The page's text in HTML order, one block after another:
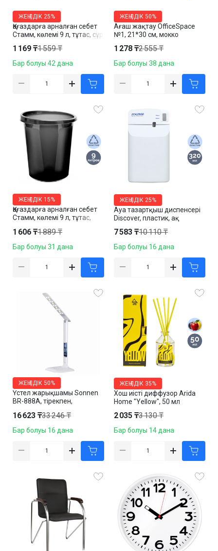
Қағаздарға арналған себет
Стамм, көлемі 9 л, тұтас, сұр
ЖЕҢІЛДІК 25%
1 169 ₸1 559 ₸
Бар болуы 42 дана
Ағаш жақтау OfficeSpace
№1, 21*30 см, мокко
ЖЕҢІЛДІК 50%
1 278 ₸2 555 ₸
Бар болуы 38 дана
Қағаздарға арналған себет
Стамм, көлемі 9 л, тұтас,
ЖЕҢІЛДІК 15%
1 606 ₸1 889 ₸
Бар болуы 31 дана
Ауа тазартқыш диспенсері
Discover, пластик, ақ
ЖЕҢІЛДІК 25%
7 583 ₸10 110 ₸
Бар болуы 16 дана
Үстел жарықшамы Sonnen
BR-888A, тірекпен,
ЖЕҢІЛДІК 50%
16 623 ₸33 246 ₸
Бар болуы 16 дана
Хош иісті диффузор Arida
Home "Yellow", 50 мл
ЖЕҢІЛДІК 35%
2 035 ₸3 130 ₸
Бар болуы 14 дана